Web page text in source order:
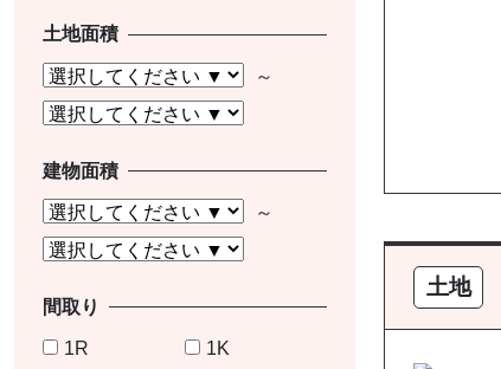
土地
土地面積
建物面積
間取り
1R
1K